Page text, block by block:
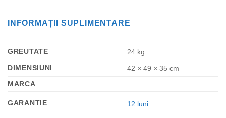
INFORMAȚII SUPLIMENTARE
GREUTATE
24 kg
DIMENSIUNI
42 × 49 × 35 cm
MARCA
GARANTIE 12 luni